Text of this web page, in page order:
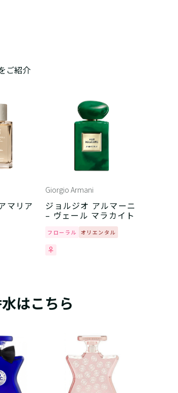
ご紹介
マリア
Giorgio Armani
ジョルジオ アルマーニ
– ヴェール マラカイト
フローラル オリエンタル
はこちら